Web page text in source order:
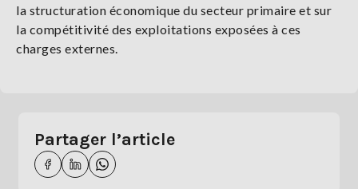
la structuration économique du secteur primaire et sur
la compétitivité des exploitations exposées à ces
charges externes.
Partager l’article